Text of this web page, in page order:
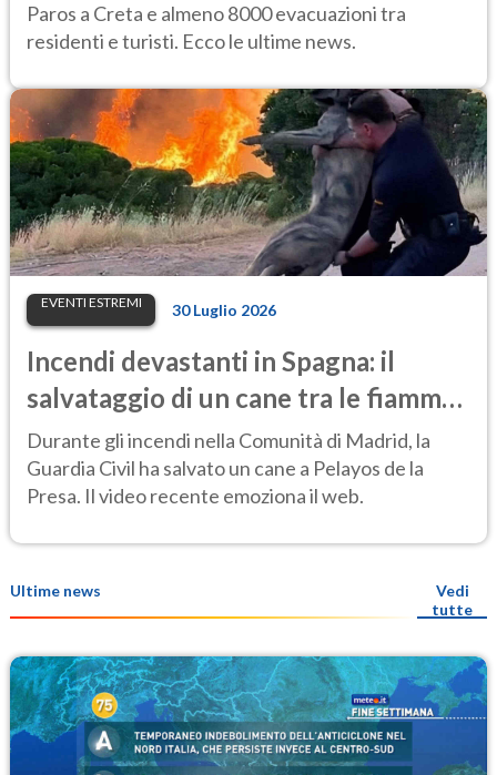
Paros a Creta e almeno 8000 evacuazioni tra
residenti e turisti. Ecco le ultime news.
EVENTI ESTREMI 30 Luglio 2026
Incendi devastanti in Spagna: il
salvataggio di un cane tra le fiamme
emoziona il web
Durante gli incendi nella Comunità di Madrid, la
Guardia Civil ha salvato un cane a Pelayos de la
Presa. Il video recente emoziona il web.
Ultime news
Vedi
tutte